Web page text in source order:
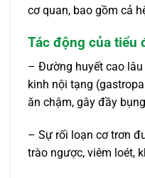
cơ quan, bao gồm cả
Tác động của tiểu
– Đường huyết cao
kinh nội tạng
ăn chậm, gây đầy
– Sự rối loạn cơ trơn
trào ngược, viêm loét,